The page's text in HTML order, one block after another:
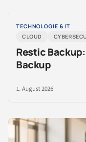
TECHNOLOGIE & IT
CLOUD
Restic
Backup
1. August 2026